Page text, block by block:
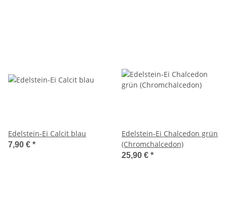
Edelstein-Ei Calcit blau
7,90 € *
Edelstein-Ei Chalcedon grün
(Chromchalcedon)
25,90 € *